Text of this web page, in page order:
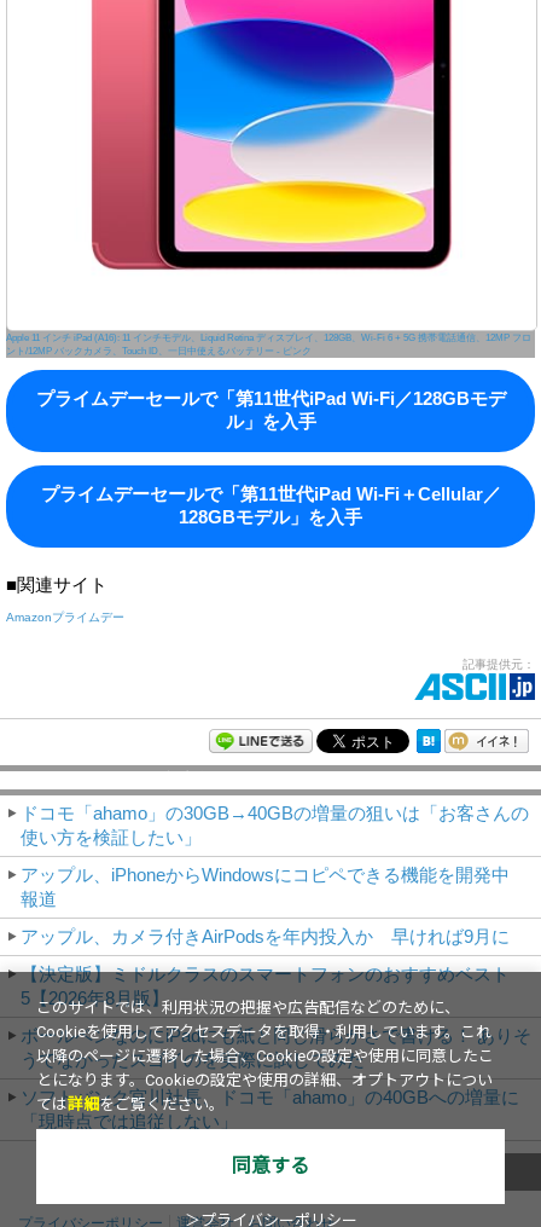
Apple 11 インチ iPad (A16): 11 インチモデル、Liquid Retina ディスプレイ、128GB、Wi-Fi 6 + 5G 携帯電話通信、12MP フロ
ント/12MP バックカメラ、Touch ID、一日中使えるバッテリー - ピンク
プライムデーセールで「第11世代iPad Wi-Fi／128GBモデ
ル」を入手
プライムデーセールで「第11世代iPad Wi-Fi＋Cellular／
128GBモデル」を入手
■関連サイト
Amazonプライムデー
記事提供元：
ドコモ「ahamo」の30GB→40GBの増量の狙いは「お客さんの
使い方を検証したい」
アップル、iPhoneからWindowsにコピペできる機能を開発中
報道
アップル、カメラ付きAirPodsを年内投入か 早ければ9月に
【決定版】ミドルクラスのスマートフォンのおすすめベスト
5【2026年8月版】
ボールペンなのにiPadにも紙と同じ滑らかさで書ける！ ありそ
うでなかったスゴイのを実際に試してみた
ソフトバンク宮川社長、ドコモ「ahamo」の40GBへの増量に
「現時点では追従しない」
これまでのNews
プライバシーポリシー 運営会社 お問い合わせ
このサイトでは、利用状況の把握や広告配信などのために、
Cookieを使用してアクセスデータを取得・利用しています。これ
以降のページに遷移した場合、Cookieの設定や使用に同意したこ
とになります。Cookieの設定や使用の詳細、オプトアウトについ
ては詳細をご覧ください。
同意する
＞プライバシーポリシー